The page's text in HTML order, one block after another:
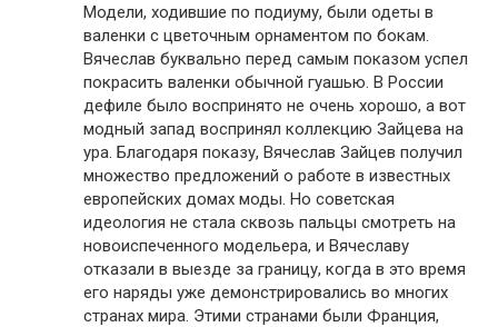
Модели, ходившие по подиуму, были одеты в
валенки с цветочным орнаментом по бокам.
Вячеслав буквально перед самым показом успел
покрасить валенки обычной гуашью. В России
дефиле было воспринято не очень хорошо, а вот
модный запад воспринял коллекцию Зайцева на
ура. Благодаря показу, Вячеслав Зайцев получил
множество предложений о работе в известных
европейских домах моды. Но советская
идеология не стала сквозь пальцы смотреть на
новоиспеченного модельера, и Вячеславу
отказали в выезде за границу, когда в это время
его наряды уже демонстрировались во многих
странах мира. Этими странами были Франция,